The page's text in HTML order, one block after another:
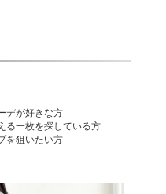
デが好きな方
る一枚を探している方
を狙いたい方